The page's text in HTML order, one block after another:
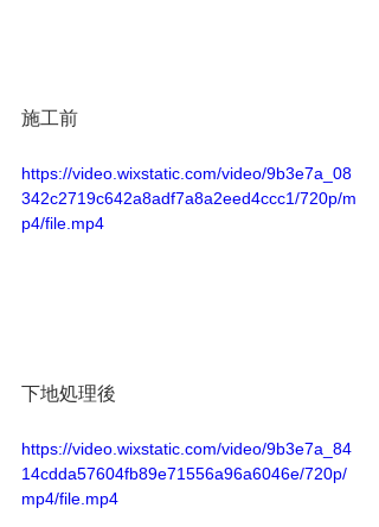
施工前
https://video.wixstatic.com/video/9b3e7a_08
342c2719c642a8adf7a8a2eed4ccc1/720p/m
p4/file.mp4
下地処理後
https://video.wixstatic.com/video/9b3e7a_84
14cdda57604fb89e71556a96a6046e/720p/
mp4/file.mp4